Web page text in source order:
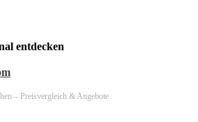
entdecken
– Preisvergleich & Angebote